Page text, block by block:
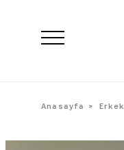
Anasayfa Erkek